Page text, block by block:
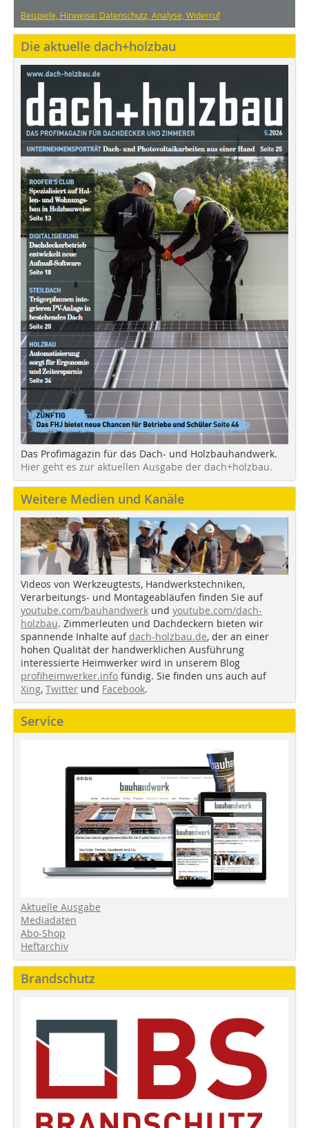
Beispiele, Hinweise: Datenschutz, Analyse, Widerruf
Die aktuelle dach+holzbau
Das Profimagazin für das Dach- und Holzbauhandwerk.
Hier geht es zur aktuellen Ausgabe der dach+holzbau.
Weitere Medien und Kanäle
Videos von Werkzeugtests, Handwerkstechniken,
Verarbeitungs- und Montageabläufen finden Sie auf
youtube.com/bauhandwerk und youtube.com/dach-
holzbau. Zimmerleuten und Dachdeckern bieten wir
spannende Inhalte auf dach-holzbau.de, der an einer
hohen Qualität der handwerklichen Ausführung
interessierte Heimwerker wird in unserem Blog
profiheimwerker.info fündig. Sie finden uns auch auf
Xing, Twitter und Facebook.
Service
Aktuelle Ausgabe
Mediadaten
Abo-Shop
Heftarchiv
Brandschutz